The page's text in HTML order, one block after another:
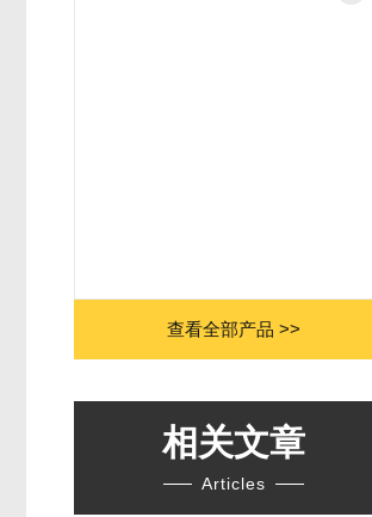
查看全部产品 >>
相关文章
Articles